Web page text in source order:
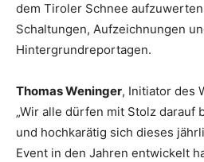
dem Tiroler Schnee
Schaltungen, Aufzeichnungen
Hintergrundreportagen.
Thomas Weninger, Initiator des
„Wir alle dürfen mit Stolz darauf
und hochkarätig sich dieses
Event in den Jahren entwickelt